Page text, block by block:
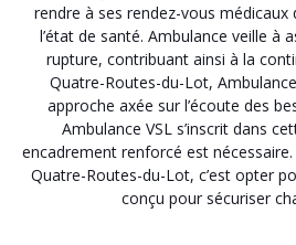
rendre à ses rendez-vous médicaux
l’état de santé. Ambulance veille à
rupture, contribuant ainsi à la
Quatre-Routes-du-Lot,
approche axée sur l’écoute des
Ambulance VSL s’inscrit dans
encadrement renforcé est
Quatre-Routes-du-Lot, c’est opter
conçu pour sécuriser